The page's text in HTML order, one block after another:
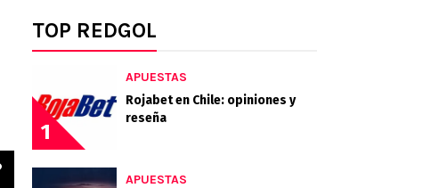
TOP REDGOL
1
APUESTAS
Rojabet en Chile: opiniones y
reseña
APUESTAS